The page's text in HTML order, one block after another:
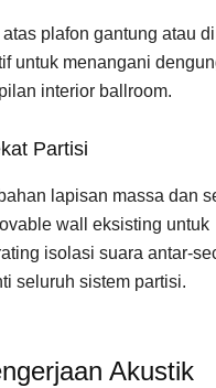
plafon gantung atau
untuk menangani
interior ballroom.
Partisi
lapisan massa dan
wall eksisting untuk
isolasi suara antar-
seluruh sistem partisi.
Akustik